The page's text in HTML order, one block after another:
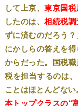
して上京、東京国
したのは、相続税
ずに済むのだろう
にかしらの答えを
からだった。国税
税を担当するのは、
ことはほとんどない
本トップクラスの“